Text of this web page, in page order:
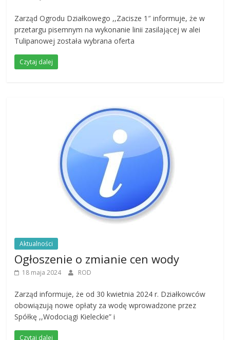
Zarząd Ogrodu Działkowego ,,Zacisze 1″ informuje, że w
przetargu pisemnym na wykonanie linii zasilającej w alei
Tulipanowej została wybrana oferta
Czytaj dalej
Aktualności
Ogłoszenie o zmianie cen wody
18 maja 2024 ROD
Zarząd informuje, że od 30 kwietnia 2024 r. Działkowców
obowiązują nowe opłaty za wodę wprowadzone przez
Spółkę ,,Wodociągi Kieleckie” i
Czytaj dalej